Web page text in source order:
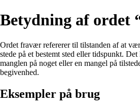
Betydning af ordet
Ordet fravær refererer til tilstanden af at
stede på et bestemt sted eller tidspunkt.
manglen på noget eller en mangel på
begivenhed.
Eksempler på brug